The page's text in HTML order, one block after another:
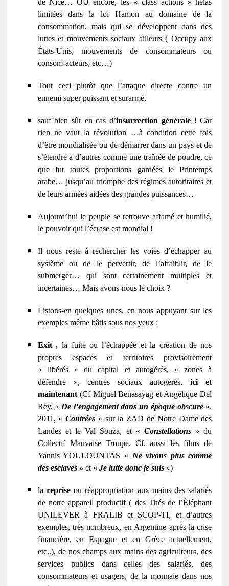
de Nice… OU encore, les « class actions » hélas
limitées dans la loi Hamon au domaine de la
consommation, mais qui se développent dans des
luttes et mouvements sociaux ailleurs ( Occupy aux
États-Unis, mouvements de consommateurs ou
consom-acteurs, etc…)
Tout ceci plutôt que l’attaque directe contre un
ennemi super puissant et surarmé,
sauf bien sûr en cas d’insurrection générale ! Car
rien ne vaut la révolution …à condition cette fois
d’être mondialisée ou de démarrer dans un pays et de
s’étendre à d’autres comme une traînée de poudre, ce
que fut toutes proportions gardées le Printemps
arabe… jusqu’au triomphe des régimes autoritaires et
de leurs armées aidées des grandes puissances…
Aujourd’hui le peuple se retrouve affamé et humilié,
le pouvoir qui l’écrase est mondial !
Il nous reste à rechercher les voies d’échapper au
système ou de le pervertir, de l’affaiblir, de le
submerger… qui sont certainement multiples et
incertaines… Mais avons-nous le choix ?
Listons-en quelques unes, en nous appuyant sur les
exemples même bâtis sous nos yeux :
Exit , la fuite ou l’échappée et la création de nos
propres espaces et territoires provisoirement
« libérés » du capital et autogérés, « zones à
défendre », centres sociaux autogérés,ici et
maintenant(Cf Miguel Benasayag et Angélique Del
Rey, «De l’engagement dans un époque obscure »,
2011, «Contrées » sur la ZAD de Notre Dame des
Landes et le Val Souza, et « Constellations » du
Collectif Mauvaise Troupe. Cf. aussi les films de
Yannis YOULOUNTAS « Ne vivons plus comme
des esclaves » et « Je lutte donc je suis »)
la repriseou réappropriation aux mains des salariés
de notre appareil productif ( des Thés de l’Éléphant
UNILEVER à FRALIB et SCOP-TI, et d’autres
exemples, très nombreux, en Argentine après la crise
financière, en Espagne et en Grèce actuellement,
etc..), de nos champs aux mains des agriculteurs, des
services publics dans celles des salariés, des
consommateurs et usagers, de la monnaie dans nos